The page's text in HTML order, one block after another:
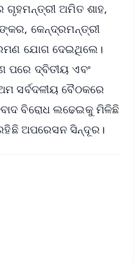
ଗୃହମନ୍ତ୍ରୀ ଅମିତ ଶାହ,
କେନ୍ଦ୍ରମନ୍ତ୍ରୀ
ଯୋଗ ଦେଇଥିଲେ।
ଦ୍ବିତୀୟ ଏବଂ
ସର୍ବଦଳୀୟ ବୈଠକରେ
ବିରୋଧ ଲଢେଇକୁ ମିଳିଛି
ଅପରେସନ ସିନ୍ଦୂର।